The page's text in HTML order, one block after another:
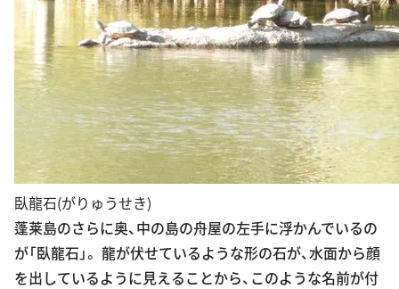
臥龍石(がりゅうせき)
蓬莱島のさらに奥、中の島の舟屋の左手に浮かんでいるの
が「臥龍石」。 龍が伏せているような形の石が、水面から顔
を出しているように見えることから、このような名前が付